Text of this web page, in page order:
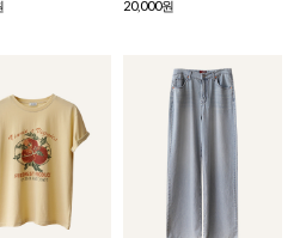
20,000원